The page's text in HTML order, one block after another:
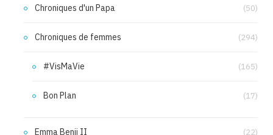
Chroniques d'un Papa (50)
Chroniques de femmes (294)
#VisMaVie (165)
Bon Plan (17)
Emma Benji II (22)